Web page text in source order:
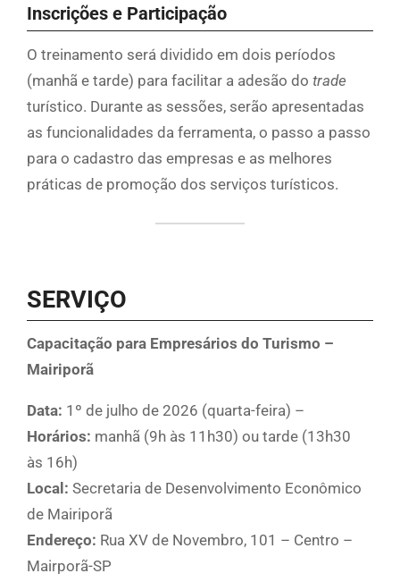
Inscrições e Participação
O treinamento será dividido em dois períodos
(manhã e tarde) para facilitar a adesão do trade
turístico. Durante as sessões, serão apresentadas
as funcionalidades da ferramenta, o passo a passo
para o cadastro das empresas e as melhores
práticas de promoção dos serviços turísticos.
SERVIÇO
Capacitação para Empresários do Turismo –
Mairiporã
Data: 1º de julho de 2026 (quarta-feira) –
Horários: manhã (9h às 11h30) ou tarde (13h30
às 16h)
Local: Secretaria de Desenvolvimento Econômico
de Mairiporã
Endereço: Rua XV de Novembro, 101 – Centro –
Mairporã-SP